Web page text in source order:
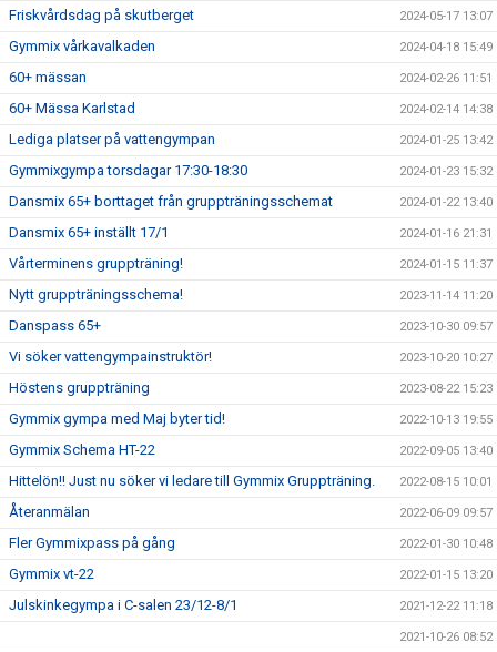
Friskvårdsdag på skutberget 2024-05-17 13:07
Gymmix vårkavalkaden 2024-04-18 15:49
60+ mässan 2024-02-26 11:51
60+ Mässa Karlstad 2024-02-14 14:38
Lediga platser på vattengympan 2024-01-25 13:42
Gymmixgympa torsdagar 17:30-18:30 2024-01-23 15:32
Dansmix 65+ borttaget från gruppträningsschemat 2024-01-22 13:40
Dansmix 65+ inställt 17/1 2024-01-16 21:31
Vårterminens gruppträning! 2024-01-15 11:37
Nytt gruppträningsschema! 2023-11-14 11:20
Danspass 65+ 2023-10-30 09:57
Vi söker vattengympainstruktör! 2023-10-20 10:27
Höstens gruppträning 2023-08-22 15:23
Gymmix gympa med Maj byter tid! 2022-10-13 19:55
Gymmix Schema HT-22 2022-09-05 13:40
Hittelön!! Just nu söker vi ledare till Gymmix Gruppträning. 2022-08-15 10:01
Återanmälan 2022-06-09 09:57
Fler Gymmixpass på gång 2022-01-30 10:48
Gymmix vt-22 2022-01-15 13:20
Julskinkegympa i C-salen 23/12-8/1 2021-12-22 11:18
2021-10-26 08:52